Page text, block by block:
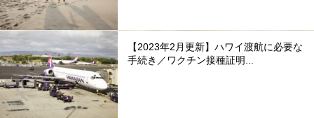
【2023年2月更新】ハワイ渡航に必要な
手続き／ワクチン接種証明...